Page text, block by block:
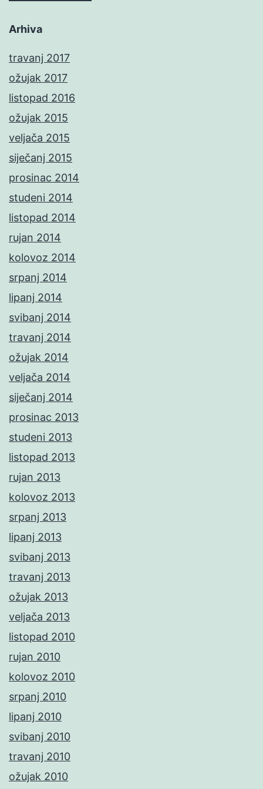
Arhiva
travanj 2017
ožujak 2017
listopad 2016
ožujak 2015
veljača 2015
siječanj 2015
prosinac 2014
studeni 2014
listopad 2014
rujan 2014
kolovoz 2014
srpanj 2014
lipanj 2014
svibanj 2014
travanj 2014
ožujak 2014
veljača 2014
siječanj 2014
prosinac 2013
studeni 2013
listopad 2013
rujan 2013
kolovoz 2013
srpanj 2013
lipanj 2013
svibanj 2013
travanj 2013
ožujak 2013
veljača 2013
listopad 2010
rujan 2010
kolovoz 2010
srpanj 2010
lipanj 2010
svibanj 2010
travanj 2010
ožujak 2010